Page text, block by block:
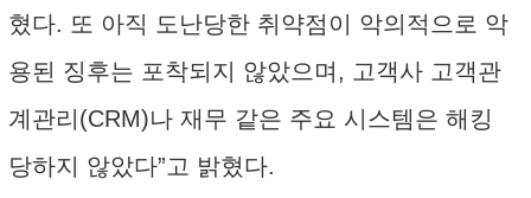
혔다. 또 아직 도난당한 취약점이 악의적으로 악
용된 징후는 포착되지 않았으며, 고객사 고객관
계관리(CRM)나 재무 같은 주요 시스템은 해킹
당하지 않았다”고 밝혔다.